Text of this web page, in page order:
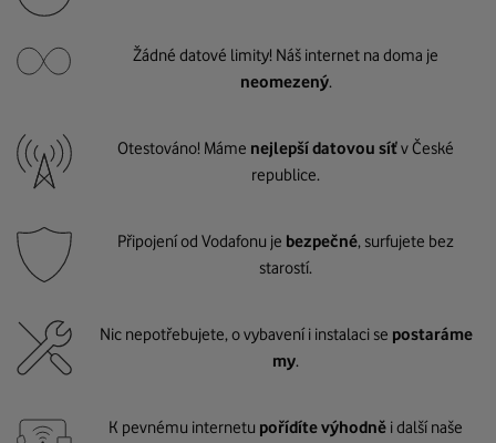
Žádné datové limity! Náš internet na doma je
neomezený.
Otestováno! Máme nejlepší datovou síťv České
republice.
Připojení od Vodafonu je bezpečné, surfujete bez
starostí.
Nic nepotřebujete, o vybavení i instalaci se postaráme
my.
K pevnému internetu pořídíte výhodně i další naše